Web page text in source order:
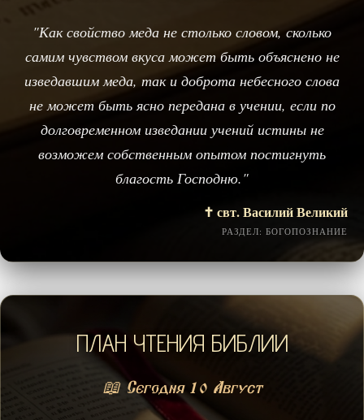
"Как свойство меда не столько словом, сколько
самим чувством вкуса может быть объяснено не
изведавшим меда, так и доброта небесного слова
не может быть ясно передана в учении, если по
долговременном изведании учений истины не
возможем собственным опытом постигнуть
благость Господню."
✝️ свт. Василий Великий
РАЗДЕЛ: БОГОПОЗНАНИЕ
ПЛАН ЧТЕНИЯ БИБЛИИ
📖 Сегодня 10 Август